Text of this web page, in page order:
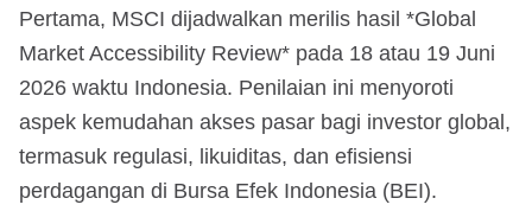
Pertama, MSCI dijadwalkan merilis hasil *Global
Market Accessibility Review* pada 18 atau 19 Juni
2026 waktu Indonesia. Penilaian ini menyoroti
aspek kemudahan akses pasar bagi investor global,
termasuk regulasi, likuiditas, dan efisiensi
perdagangan di Bursa Efek Indonesia (BEI).